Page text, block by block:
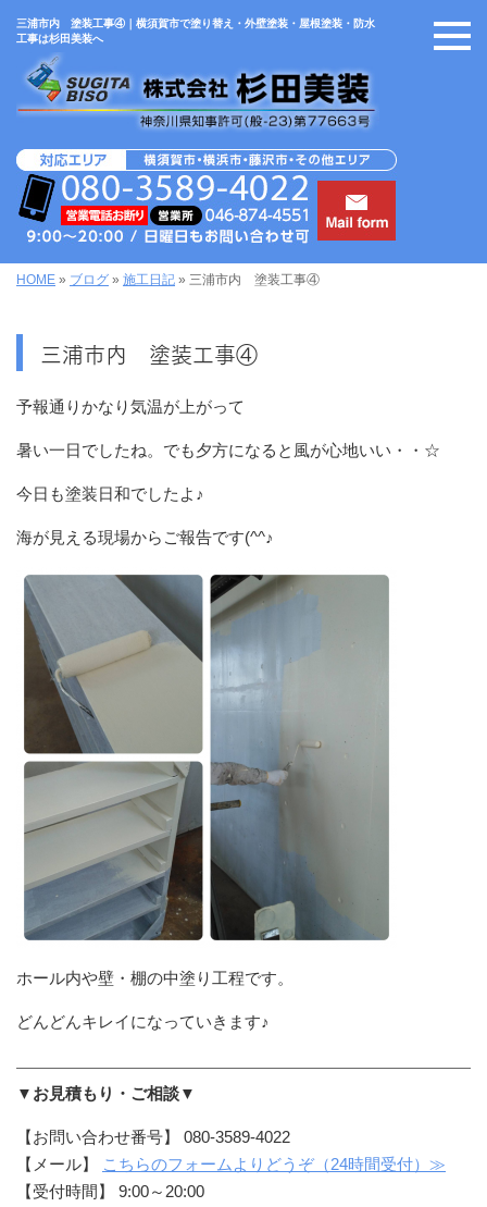
三浦市内 塗装工事④｜横須賀市で塗り替え・外壁塗装・屋根塗装・防水
工事は杉田美装へ
HOME » ブログ » 施工日記 » 三浦市内 塗装工事④
三浦市内 塗装工事④
予報通りかなり気温が上がって
暑い一日でしたね。でも夕方になると風が心地いい・・☆
今日も塗装日和でしたよ♪
海が見える現場からご報告です(^^♪
ホール内や壁・棚の中塗り工程です。
どんどんキレイになっていきます♪
▼お見積もり・ご相談▼
【お問い合わせ番号】 080-3589-4022
【メール】
こちらのフォームよりどうぞ（24時間受付）≫
【受付時間】 9:00～20:00